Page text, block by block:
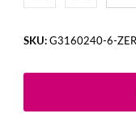
SKU:G3160240-6-